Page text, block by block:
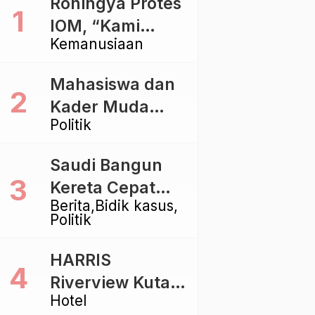
Kemanusiaan
IOM, “Kami
dibiarkan Mati
Politik
Mahasiswa dan
Kader Muda
Ramaikan Forum
Golkar di
Singaraja
Berita Bidik kasus
Politik
Saudi Bangun
Kereta Cepat
Rp112 Triliun,
Proyek Rp116
Triliun yang
Baru Sampai
Hotel
HARRIS
Riverview Kuta
Bali Tawarkan